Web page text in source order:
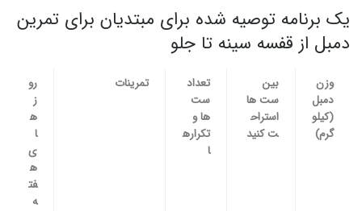
یک برنامه توصیه شده برای مبتدیان برای تمرین
دمبل از قفسه سینه تا جلو
وزن
دمبل
(کیلو
گرم)
بین
ست ها
استراح
ت کنید
تعداد
ست
ها و
تکراره
ا
تمرینات
رو
ز
ه
ا
ی
ه
فت
ه